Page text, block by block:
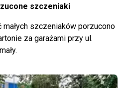
szczeniaki
małych szczeniaków porzucono
za garażami przy ul.